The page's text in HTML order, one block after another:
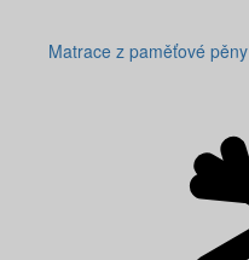
Matrace z paměťové pěny